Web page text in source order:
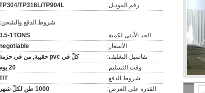
رقم الموديل:
TP316L/TP904L
شروط الدفع والشحن:
الحد الأدنى لكمية:
1TONS
الأسعار:
تفاصيل التغليف:
كلّ في pvc حقيبة, من في حزمة
وقت التسليم:
20 يوم
شروط الدفع:
T
القدرة على العرض:
1000 طن لكلّ شهر